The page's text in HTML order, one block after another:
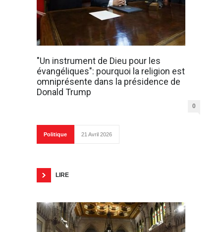
"Un instrument de Dieu pour les
évangéliques": pourquoi la religion est
omniprésente dans la présidence de
Donald Trump
0
Politique 21 Avril 2026
LIRE